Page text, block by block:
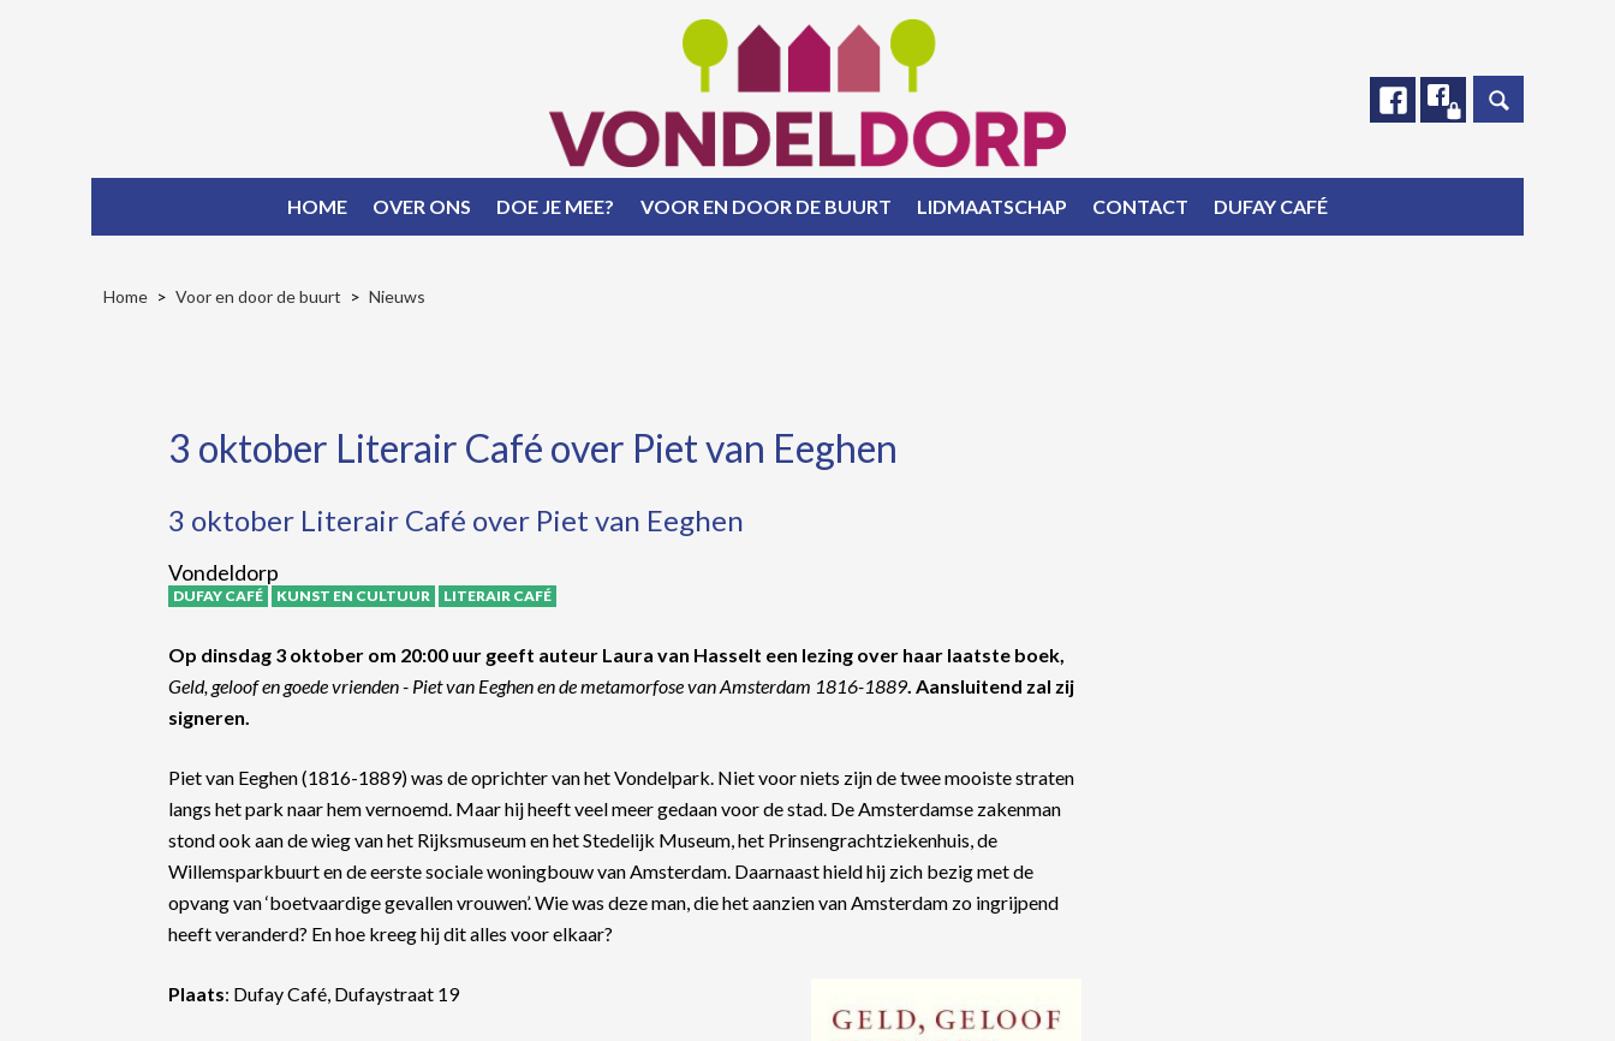
FacebookFacebook
HOME OVER ONS DOE JE MEE? VOOR EN DOOR DE BUURT LIDMAATSCHAP CONTACT DUFAY CAFÉ
Home Voor en door de buurt Nieuws
3 oktober Literair Café over Piet van Eeghen
3 oktober Literair Café over Piet van Eeghen
Vondeldorp
DUFAY CAFÉ KUNST EN CULTUUR LITERAIR CAFÉ
Op dinsdag 3 oktober om 20:00 uur geeft auteur Laura van Hasselt een lezing over haar laatste boek,
Geld, geloof en goede vrienden - Piet van Eeghen en de metamorfose van Amsterdam 1816-1889. Aansluitend zal zij
signeren.
Piet van Eeghen (1816-1889) was de oprichter van het Vondelpark. Niet voor niets zijn de twee mooiste straten
langs het park naar hem vernoemd. Maar hij heeft veel meer gedaan voor de stad. De Amsterdamse zakenman
stond ook aan de wieg van het Rijksmuseum en het Stedelijk Museum, het Prinsengrachtziekenhuis, de
Willemsparkbuurt en de eerste sociale woningbouw van Amsterdam. Daarnaast hield hij zich bezig met de
opvang van ‘boetvaardige gevallen vrouwen’. Wie was deze man, die het aanzien van Amsterdam zo ingrijpend
heeft veranderd? En hoe kreeg hij dit alles voor elkaar?
Plaats: Dufay Café, Dufaystraat 19